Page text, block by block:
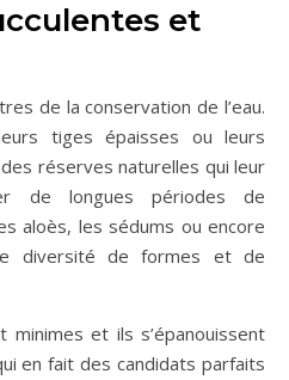
et
de la conservation de l’eau.
tiges épaisses ou leurs
réserves naturelles qui leur
de longues périodes de
aloès, les sédums ou encore
diversité de formes et de
et ils s’épanouissent
en fait des candidats parfaits